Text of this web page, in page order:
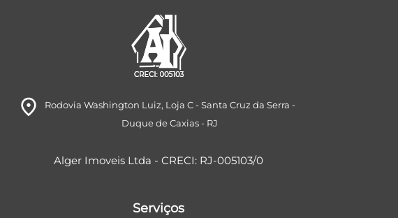
room Rodovia Washington Luiz, Loja C- Santa Cruz da Serra -
Duque de Caxias- RJ
Alger Imoveis Ltda - CRECI: RJ-005103/0
Serviços